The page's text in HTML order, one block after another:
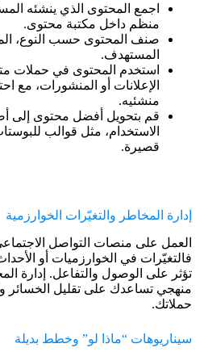
اجمع المحتوى الذي ينشئه
منظم داخل مكتبة محتوى.
صنف المحتوى حسب النوع،
المستهدف.
استخدم المحتوى في حملات
الإعلانات أو المنشورات، مع
منشئيه.
قم بتحويل أفضل محتوى إلى
الاستخدام، مثل قوالب
قصيرة.
إدارة المخاطر والتغيّرات الخوارزمية
العمل على منصات التواصل
فالتغيّرات في الخوارزميات أو
تؤثر على الوصول والتفاعل. إدارة
منهجي تساعدك على تقليل الخسائر
حملاتك.
سيناريوهات “ماذا لو” وخطط بديلة